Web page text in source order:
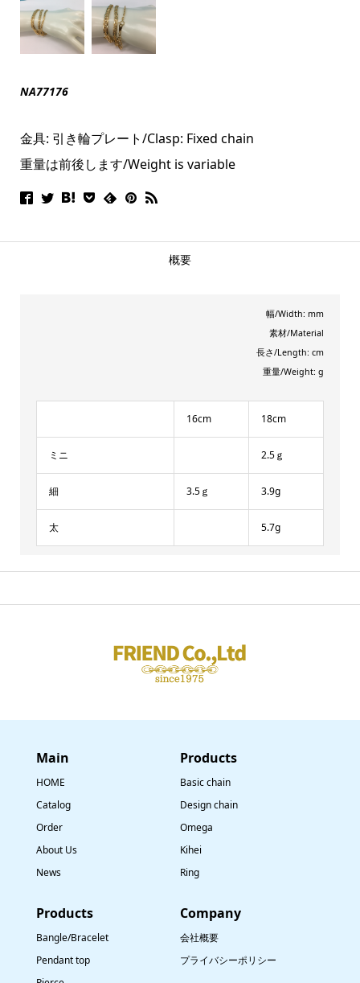
NA77176
金具: 引き輪プレート/Clasp: Fixed chain
重量は前後します/Weight is variable
概要
幅/Width: mm
素材/Material
長さ/Length: cm
重量/Weight: g
16cm 18cm
ミニ 2.5ｇ
細 3.5ｇ 3.9g
太 5.7g
Main
HOME
Catalog
Order
About Us
News
​Products
Basic chain
Design chain
Omega
Kihei
Ring
​Products
Bangle/Bracelet
Pendant top
Company
会社概要
プライバシーポリシー